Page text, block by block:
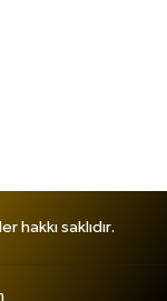
hakkı saklıdır.